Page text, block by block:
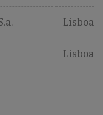
Lisboa
Lisboa